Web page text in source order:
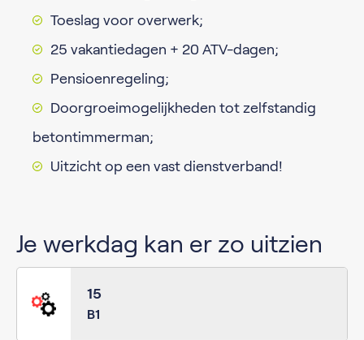
Toeslag voor overwerk;
25 vakantiedagen + 20 ATV-dagen;
Pensioenregeling;
Doorgroeimogelijkheden tot zelfstandig
betontimmerman;
Uitzicht op een vast dienstverband!
Je werkdag kan er zo uitzien
15
B1